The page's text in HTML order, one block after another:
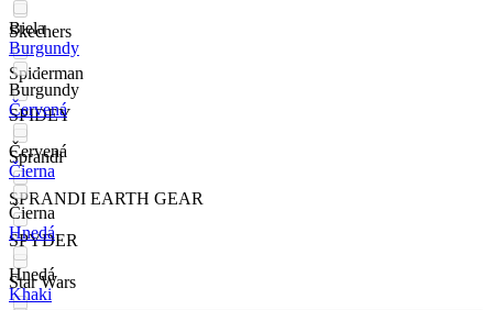
Skechers
Spiderman
SPIDEY
Sprandi
SPRANDI EARTH GEAR
SPYDER
Star Wars
Biela
Burgundy
Burgundy
Červená
Červená
Čierna
Čierna
Hnedá
Hnedá
Khaki